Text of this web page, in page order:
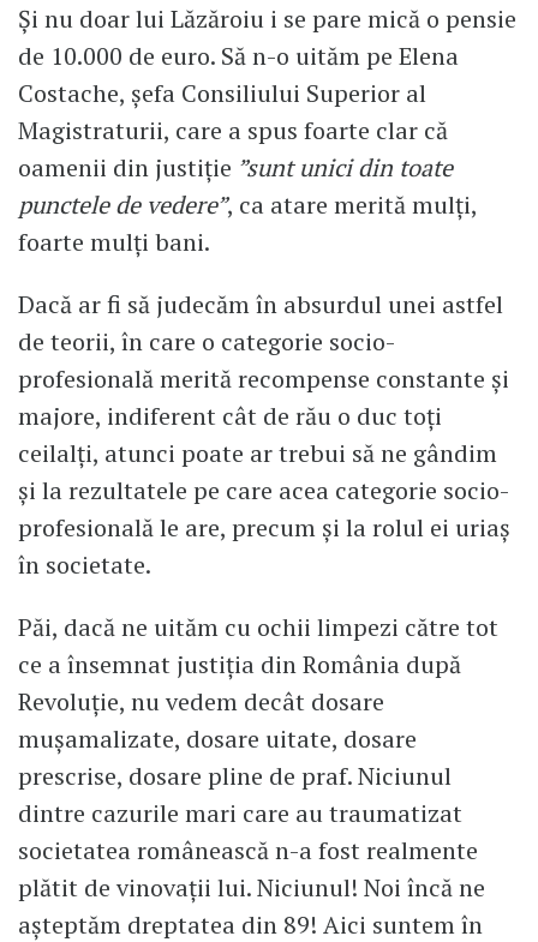
Și nu doar lui Lăzăroiu i se pare mică o pensie
de 10.000 de euro. Să n-o uităm pe Elena
Costache, șefa Consiliului Superior al
Magistraturii, care a spus foarte clar că
oamenii din justiție ”sunt unici din toate
punctele de vedere”, ca atare merită mulți,
foarte mulți bani.
Dacă ar fi să judecăm în absurdul unei astfel
de teorii, în care o categorie socio-
profesională merită recompense constante și
majore, indiferent cât de rău o duc toți
ceilalți, atunci poate ar trebui să ne gândim
și la rezultatele pe care acea categorie socio-
profesională le are, precum și la rolul ei uriaș
în societate.
Păi, dacă ne uităm cu ochii limpezi către tot
ce a însemnat justiția din România după
Revoluție, nu vedem decât dosare
mușamalizate, dosare uitate, dosare
prescrise, dosare pline de praf. Niciunul
dintre cazurile mari care au traumatizat
societatea românească n-a fost realmente
plătit de vinovații lui. Niciunul! Noi încă ne
așteptăm dreptatea din 89! Aici suntem în